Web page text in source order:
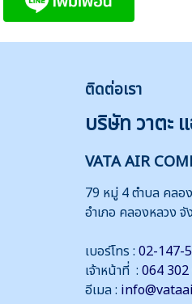
ติดต่อเรา
บริษัท วาตะ
VATA AIR
79 หมู่ 4 ตำบล คลอ
อำเภอ คลองหลวง
เบอร์โทร : 02-147-
เจ้าหน้าที่ : 064 302
อีเมล :